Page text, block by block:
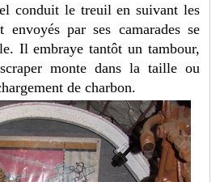
conduit le treuil en suivant les
par ses camarades se
Il embraye tantôt un tambour,
monte dans la taille ou
de charbon.